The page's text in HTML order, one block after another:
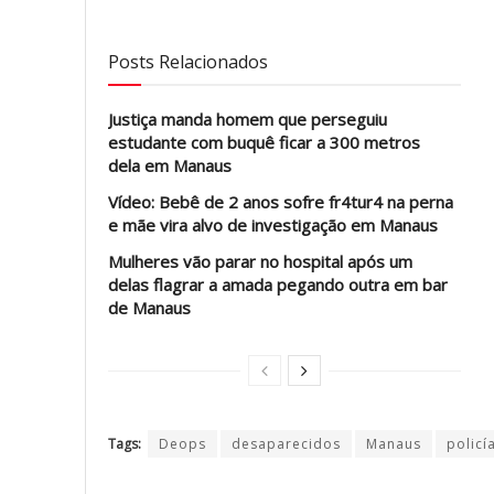
Posts Relacionados
Justiça manda homem que perseguiu
estudante com buquê ficar a 300 metros
dela em Manaus
Vídeo: Bebê de 2 anos sofre fr4tur4 na perna
e mãe vira alvo de investigação em Manaus
Mulheres vão parar no hospital após um
delas flagrar a amada pegando outra em bar
de Manaus
Tags: Deops desaparecidos Manaus